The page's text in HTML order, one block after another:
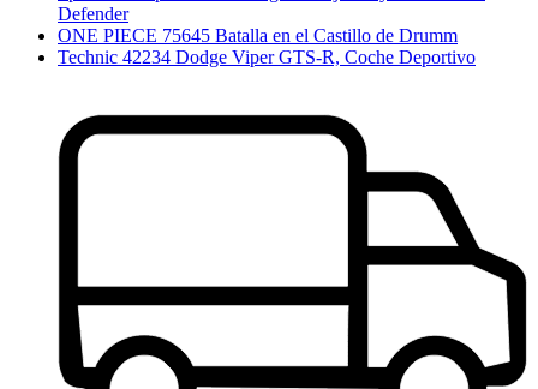
Defender
ONE PIECE 75645 Batalla en el Castillo de Drumm
Technic 42234 Dodge Viper GTS-R, Coche Deportivo